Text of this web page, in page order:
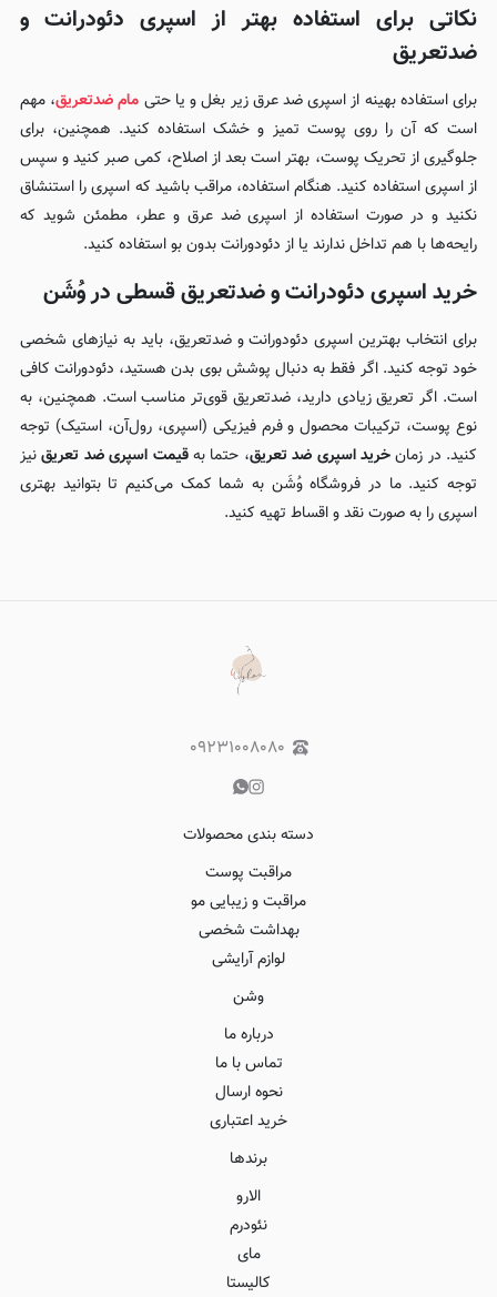
نکاتی برای استفاده بهتر از اسپری دئودرانت و
ضدتعریق
برای استفاده بهینه از اسپری ضد عرق زیر بغل و یا حتی مام ضدتعریق، مهم
است که آن را روی پوست تمیز و خشک استفاده کنید. همچنین، برای
جلوگیری از تحریک پوست، بهتر است بعد از اصلاح، کمی صبر کنید و سپس
از اسپری استفاده کنید. هنگام استفاده، مراقب باشید که اسپری را استنشاق
نکنید و در صورت استفاده از اسپری ضد عرق و عطر، مطمئن شوید که
رایحه‌ها با هم تداخل ندارند یا از دئودورانت بدون بو استفاده کنید.
خرید اسپری دئودرانت و ضدتعریق قسطی در وُشَن
برای انتخاب بهترین اسپری دئودورانت و ضدتعریق، باید به نیازهای شخصی
خود توجه کنید. اگر فقط به دنبال پوشش بوی بدن هستید، دئودورانت کافی
است. اگر تعریق زیادی دارید، ضدتعریق قوی‌تر مناسب است. همچنین، به
نوع پوست، ترکیبات محصول و فرم فیزیکی (اسپری، رول‌آن، استیک) توجه
کنید. در زمانخرید اسپری ضد تعریق، حتما بهقیمت اسپری ضد تعریقنیز
توجه کنید. ما در فروشگاه وُشَن به شما کمک می‌کنیم تا بتوانید بهتری
اسپری را به صورت نقد و اقساط تهیه کنید.
۰۹۲۳۱۰۰۸۰۸۰
دسته بندی محصولات
مراقبت پوست
مراقبت و زیبایی مو
بهداشت شخصی
لوازم آرایشی
وشن
درباره ما
تماس با ما
نحوه ارسال
خرید اعتباری
برندها
الارو
نئودرم
مای
کالیستا